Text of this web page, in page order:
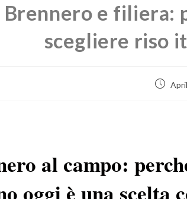
Brennero e filiera:
scegliere riso
al campo:
oggi è una scelta